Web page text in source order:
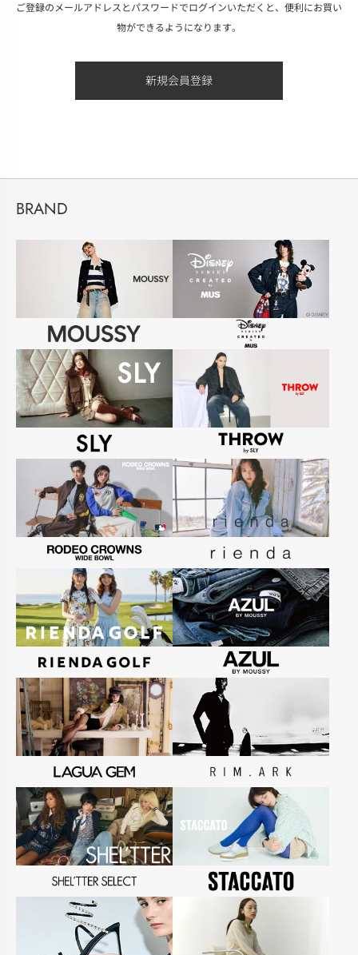
ご登録のメールアドレスとパスワードでログインいただくと、便利にお買い
物ができるようになります。
BRAND